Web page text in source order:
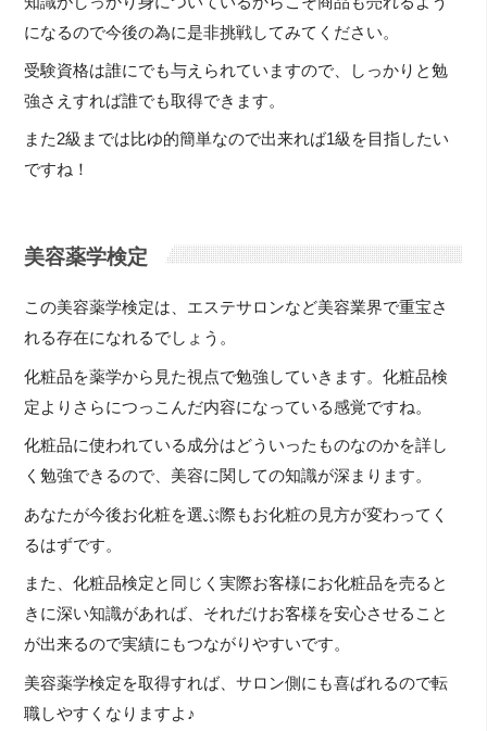
になるので今後の為に是非挑戦してみてください。
受験資格は誰にでも与えられていますので、しっかりと勉
強さえすれば誰でも取得できます。
また2級までは比ゆ的簡単なので出来れば1級を目指したい
ですね！
美容薬学検定
この美容薬学検定は、エステサロンなど美容業界で重宝さ
れる存在になれるでしょう。
化粧品を薬学から見た視点で勉強していきます。化粧品検
定よりさらにつっこんだ内容になっている感覚ですね。
化粧品に使われている成分はどういったものなのかを詳し
く勉強できるので、美容に関しての知識が深まります。
あなたが今後お化粧を選ぶ際もお化粧の見方が変わってく
るはずです。
また、化粧品検定と同じく実際お客様にお化粧品を売ると
きに深い知識があれば、それだけお客様を安心させること
が出来るので実績にもつながりやすいです。
美容薬学検定を取得すれば、サロン側にも喜ばれるので転
職しやすくなりますよ♪